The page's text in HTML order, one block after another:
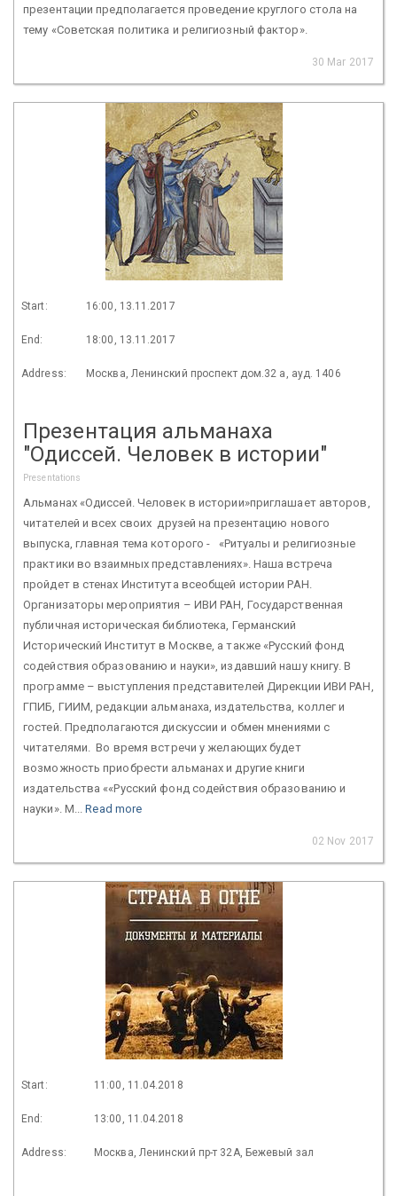
презентации предполагается проведение круглого стола на
тему «Советская политика и религиозный фактор».
30 Mar 2017
Start: 16:00, 13.11.2017
End: 18:00, 13.11.2017
Address: Москва, Ленинский проспект дом.32 а, ауд. 1406
Презентация альманаха
"Одиссей. Человек в истории"
Presentations
Альманах «Одиссей. Человек в истории»приглашает авторов,
читателей и всех своих друзей на презентацию нового
выпуска, главная тема которого - «Ритуалы и религиозные
практики во взаимных представлениях». Наша встреча
пройдет в стенах Института всеобщей истории РАН.
Организаторы мероприятия – ИВИ РАН, Государственная
публичная историческая библиотека, Германский
Исторический Институт в Москве, а также «Русский фонд
содействия образованию и науки», издавший нашу книгу. В
программе – выступления представителей Дирекции ИВИ РАН,
ГПИБ, ГИИМ, редакции альманаха, издательства, коллег и
гостей. Предполагаются дискуссии и обмен мнениями с
читателями. Во время встречи у желающих будет
возможность приобрести альманах и другие книги
издательства ««Русский фонд содействия образованию и
науки». М...Read more
02 Nov 2017
Start: 11:00, 11.04.2018
End: 13:00, 11.04.2018
Address: Москва, Ленинский пр-т 32А, Бежевый зал